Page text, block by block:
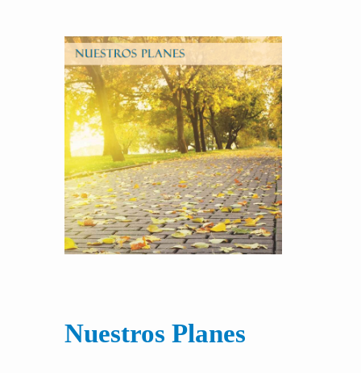
Nuestros Planes